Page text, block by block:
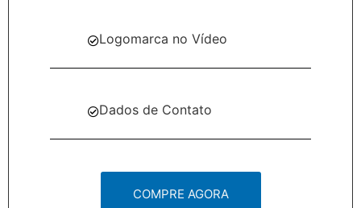
Logomarca no Vídeo
Dados de Contato
COMPRE AGORA